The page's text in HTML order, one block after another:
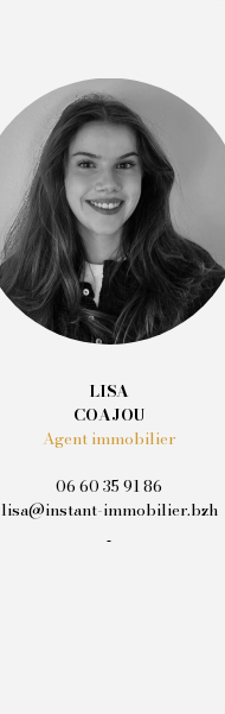
LISA
COAJOU
Agent immobilier
06 60 35 91 86
lisa@instant-immobilier.bzh